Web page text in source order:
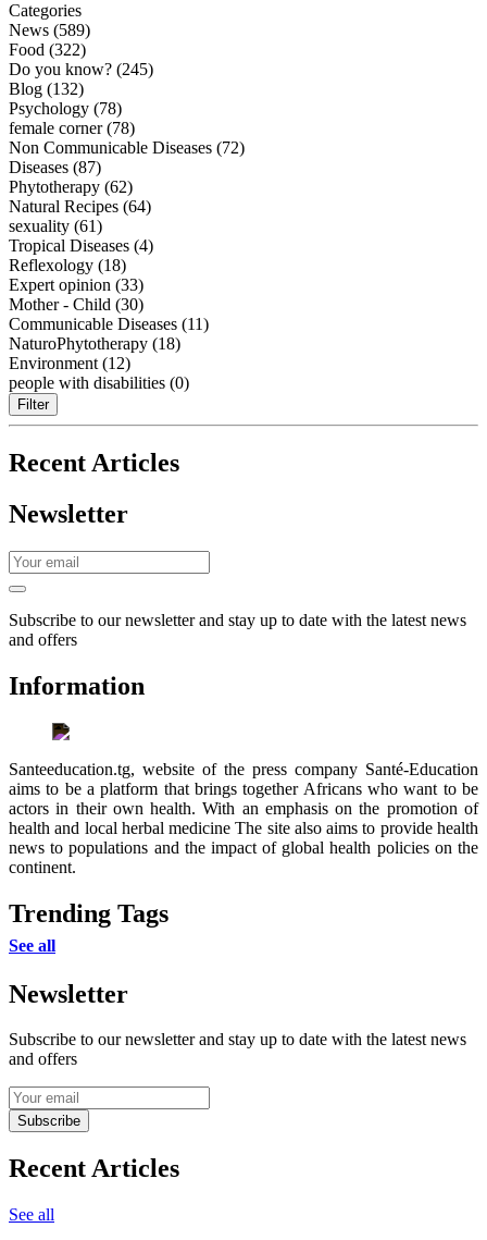
Categories
News (589)
Food (322)
Do you know? (245)
Blog (132)
Psychology (78)
female corner (78)
Non Communicable Diseases (72)
Diseases (87)
Phytotherapy (62)
Natural Recipes (64)
sexuality (61)
Tropical Diseases (4)
Reflexology (18)
Expert opinion (33)
Mother - Child (30)
Communicable Diseases (11)
NaturoPhytotherapy (18)
Environment (12)
people with disabilities (0)
Filter
Recent Articles
Newsletter
Subscribe to our newsletter and stay up to date with the latest news
and offers
Information
Santeeducation.tg, website of the press company Santé-Education
aims to be a platform that brings together Africans who want to be
actors in their own health. With an emphasis on the promotion of
health and local herbal medicine The site also aims to provide health
news to populations and the impact of global health policies on the
continent.
Trending Tags
See all
Newsletter
Subscribe to our newsletter and stay up to date with the latest news
and offers
Subscribe
Recent Articles
See all